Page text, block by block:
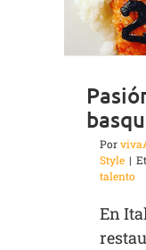
Por
Style |
talento
En